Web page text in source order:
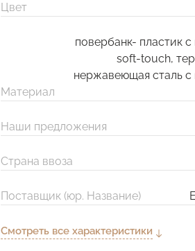
Цвет
Материал
повербанк- пластик
soft-touch,
нержавеющая cталь с
Наши предложения
Страна ввоза
Поставщик (юр. Название)
Смотреть все характеристики